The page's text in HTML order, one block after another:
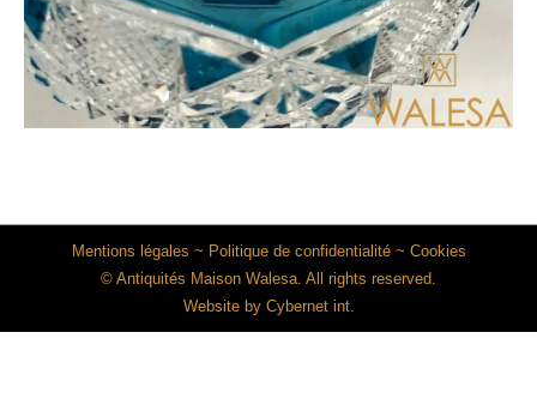
Mentions légales ~ Politique de confidentialité~ Cookies
© Antiquités Maison Walesa. All rights reserved.
Website by Cybernet int.